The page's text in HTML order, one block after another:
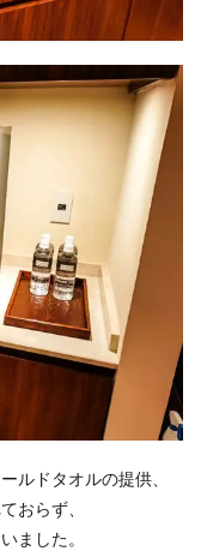
ルドタオルの提供、
おらず、
ました。